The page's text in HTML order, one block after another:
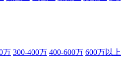
万 300-400万 400-600万 600万以上